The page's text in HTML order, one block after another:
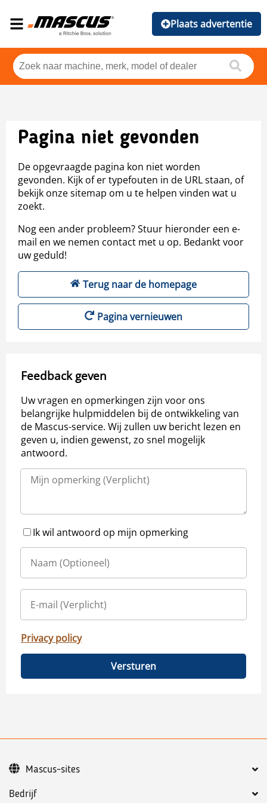
Plaats advertentie
Pagina niet gevonden
De opgevraagde pagina kon niet worden
gevonden. Kijk of er typefouten in de URL staan, of
bekijk onze sitemap om u te helpen vinden wat u
zoekt.
Nog een ander probleem? Stuur hieronder een e-
mail en we nemen contact met u op. Bedankt voor
uw geduld!
Terug naar de homepage
Pagina vernieuwen
Feedback geven
Uw vragen en opmerkingen zijn voor ons
belangrijke hulpmiddelen bij de ontwikkeling van
de Mascus-service. Wij zullen uw bericht lezen en
geven u, indien gewenst, zo snel mogelijk
antwoord.
Ik wil antwoord op mijn opmerking
Privacy policy
Versturen
Bedrijf
Mascus-sites